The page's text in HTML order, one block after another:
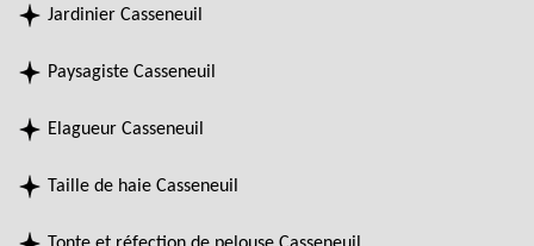
Jardinier Casseneuil
Paysagiste Casseneuil
Elagueur Casseneuil
Taille de haie Casseneuil